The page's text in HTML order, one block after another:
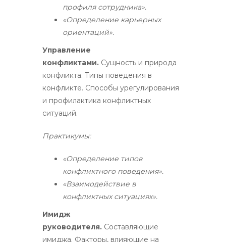
профиля сотрудника».
«Определение карьерных
ориентаций».
Управление
конфликтами. Сущность и природа
конфликта. Типы поведения в
конфликте. Способы урегулирования
и профилактика конфликтных
ситуаций.
Практикумы:
«Определение типов
конфликтного поведения».
«Взаимодействие в
конфликтных ситуациях».
Имидж
руководителя. Составляющие
имиджа. Факторы, влияющие на